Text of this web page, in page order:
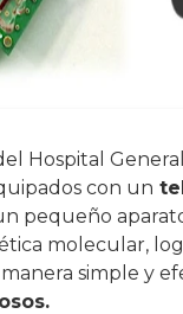
Hospital
con un
pequeño
molecular,
simple y